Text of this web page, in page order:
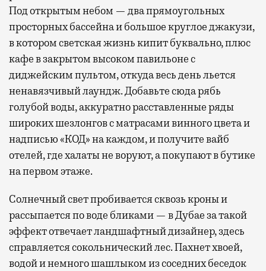
Под открытым небом — два прямоугольных
просторных бассейна и большое круглое джакузи,
в котором светская жизнь кипит буквально, плюс
кафе в закрытом высоком павильоне с
диджейским пультом, откуда весь день льется
ненавязчивый лаундж. Добавьте сюда рябь
голубой воды, аккуратно расставленные ряды
широких шезлонгов с матрасами винного цвета и
надписью «КОД» на каждом, и получите вайб
отелей, где халаты не воруют, а покупают в бутике
на первом этаже.
Солнечный свет пробивается сквозь кроны и
рассыпается по воде бликами — в Дубае за такой
эффект отвечает ландшафтный дизайнер, здесь
справляется сокольнический лес. Пахнет хвоей,
водой и немного шашлыком из соседних беседок